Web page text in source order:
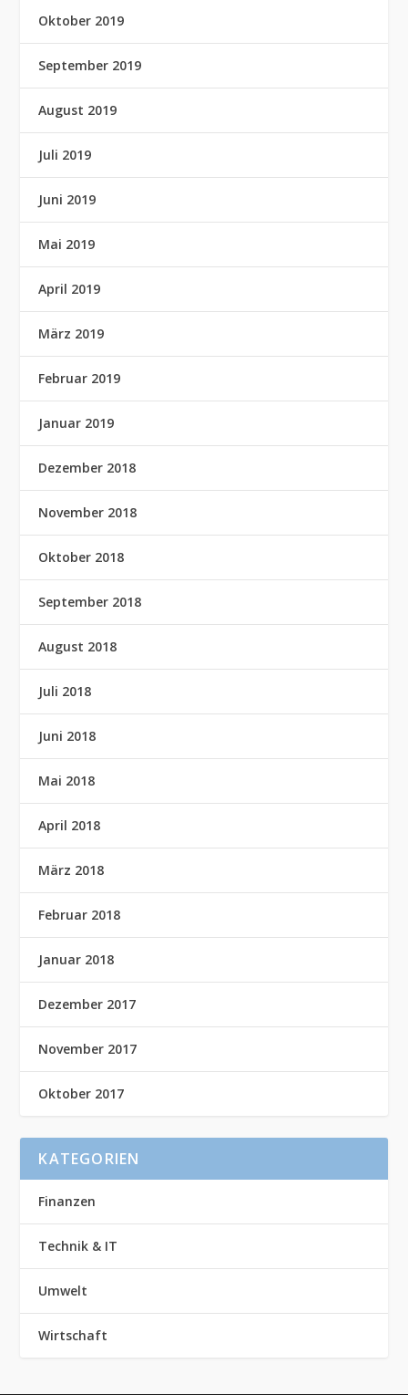
Oktober 2019
September 2019
August 2019
Juli 2019
Juni 2019
Mai 2019
April 2019
März 2019
Februar 2019
Januar 2019
Dezember 2018
November 2018
Oktober 2018
September 2018
August 2018
Juli 2018
Juni 2018
Mai 2018
April 2018
März 2018
Februar 2018
Januar 2018
Dezember 2017
November 2017
Oktober 2017
KATEGORIEN
Finanzen
Technik & IT
Umwelt
Wirtschaft